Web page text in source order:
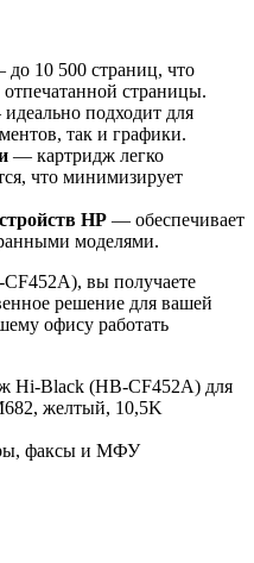
10 500 страниц, что
страницы.
подходит для
так и графики.
— картридж легко
что минимизирует
HP — обеспечивает
моделями.
вы получаете
решение для вашей
офису работать
Hi-Black (HB-CF452A) для
желтый, 10,5K
факсы и МФУ